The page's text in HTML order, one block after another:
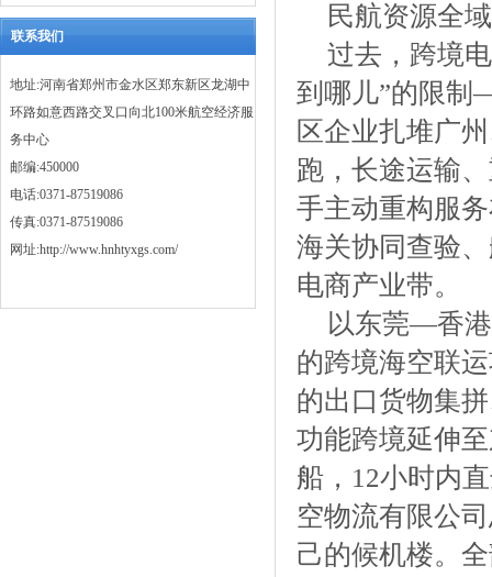
联系我们
地址:河南省郑州市金水区郑东新区龙湖中
环路如意西路交叉口向北100米航空经济服
务中心
邮编:450000
电话:0371-87519086
传真:0371-87519086
网址:http://www.hnhtyxgs.com/
民航资源全
过去，跨境
到哪儿”的限制
区企业扎堆广
跑，长途运输
手主动重构服
海关协同查验
电商产业带。
以东莞—香
的跨境海空联
的出口货物集
功能跨境延伸
船，12小时内
空物流有限公
己的候机楼。